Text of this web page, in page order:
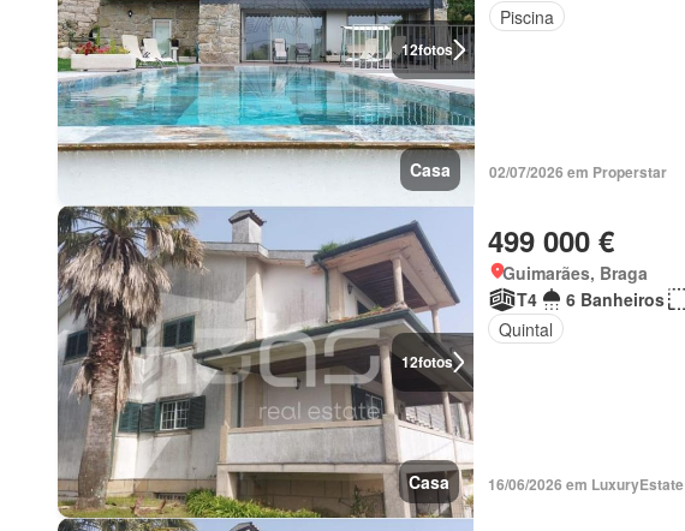
12fotos
Casa
Piscina
02/07/2026 em Properstar
12fotos
Casa
499 000 €
Guimarães, Braga
T4
6 Banheiros
Quintal
16/06/2026 em LuxuryEstate